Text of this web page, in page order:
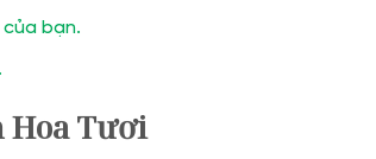
bạn.
Hoa Tươi